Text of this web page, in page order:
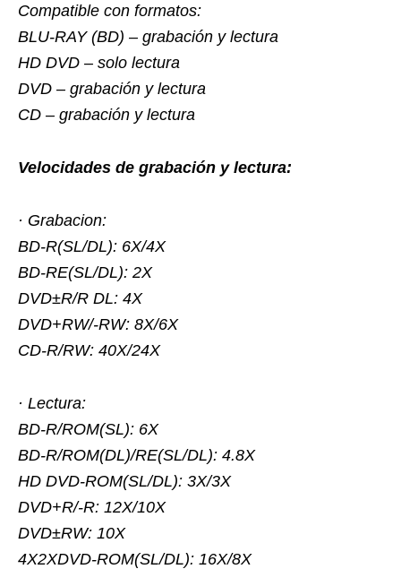
Compatible con formatos:
BLU-RAY (BD) – grabación y lectura
HD DVD – solo lectura
DVD – grabación y lectura
CD – grabación y lectura
Velocidades de grabación y lectura:
· Grabacion:
BD-R(SL/DL): 6X/4X
BD-RE(SL/DL): 2X
DVD±R/R DL: 4X
DVD+RW/-RW: 8X/6X
CD-R/RW: 40X/24X
· Lectura:
BD-R/ROM(SL): 6X
BD-R/ROM(DL)/RE(SL/DL): 4.8X
HD DVD-ROM(SL/DL): 3X/3X
DVD+R/-R: 12X/10X
DVD±RW: 10X
4X2XDVD-ROM(SL/DL): 16X/8X